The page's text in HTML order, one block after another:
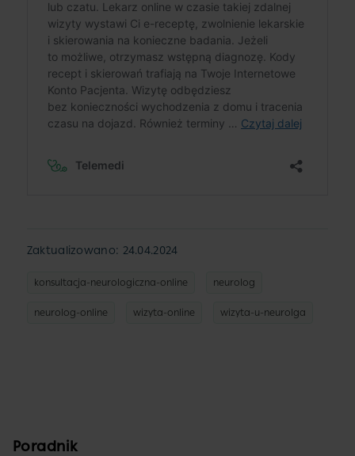
Zaktualizowano: 24.04.2024
konsultacja-neurologiczna-online neurolog
neurolog-online wizyta-online wizyta-u-neurolga
Poradnik